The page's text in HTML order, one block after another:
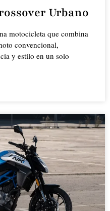
Urbano
motocicleta que combina
convencional,
y estilo en un solo